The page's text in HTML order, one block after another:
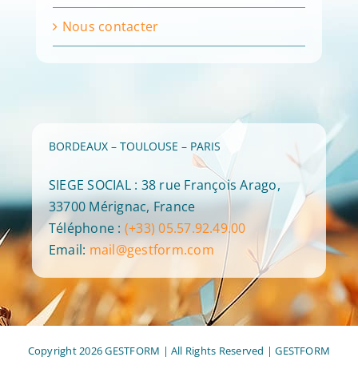
Nous contacter
BORDEAUX – TOULOUSE – PARIS
SIEGE SOCIAL : 38 rue François Arago,
33700 Mérignac, France
Téléphone : (+33) 05.57.92.49.00
Email: mail@gestform.com
Copyright 2026 GESTFORM | All Rights Reserved |GESTFORM